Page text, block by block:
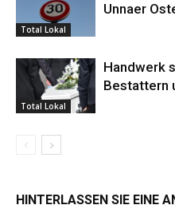
Total Lokal
Unnaer
Total Lokal
Handwerk
Bestattern
HINTERLASSEN SIE EINE